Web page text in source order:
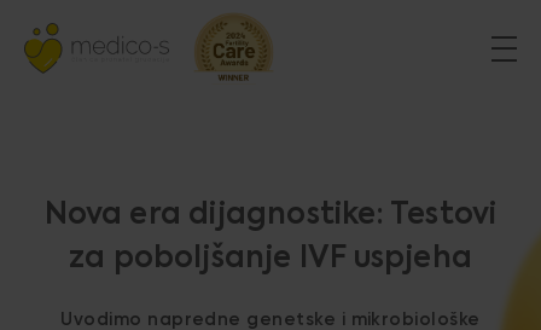
Nova era dijagnostike: Testovi
za poboljšanje IVF uspjeha
Uvodimo napredne genetske i mikrobiološke